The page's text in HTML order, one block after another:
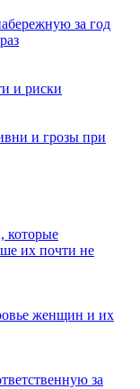
за год
и риски
и грозы при
которые
их почти не
женщин и их
за